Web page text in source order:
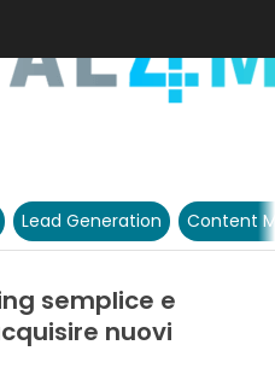
Lead Generation Content
semplice e
nuovi